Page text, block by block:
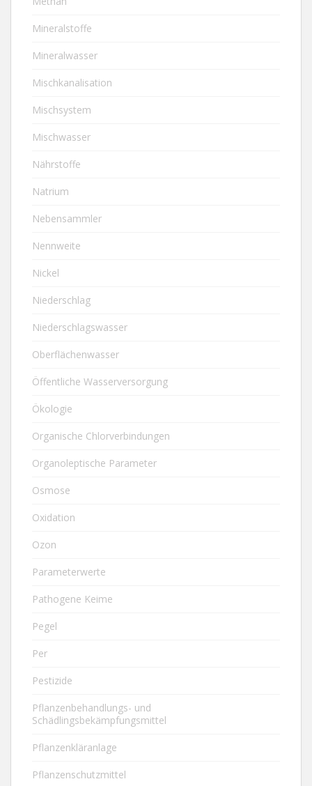
Mineralstoffe
Mineralwasser
Mischkanalisation
Mischsystem
Mischwasser
Nährstoffe
Natrium
Nebensammler
Nennweite
Nickel
Niederschlag
Niederschlagswasser
Oberflächenwasser
Öffentliche Wasserversorgung
Ökologie
Organische Chlorverbindungen
Organoleptische Parameter
Osmose
Oxidation
Ozon
Parameterwerte
Pathogene Keime
Pegel
Per
Pestizide
Pflanzenbehandlungs- und
Schädlingsbekämpfungsmittel
Pflanzenkläranlage
Pflanzenschutzmittel